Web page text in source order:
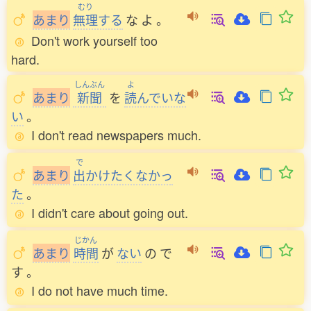
あまり
むり
無理する な よ 。
Don't work yourself too
hard.
あまり
しんぶん
新聞 を
よ
読んでいな
い。
I don't read newspapers much.
あまり
で
出かけたくなかっ
た。
I didn't care about going out.
あまり
じかん
時間 がない の で
す。
I do not have much time.